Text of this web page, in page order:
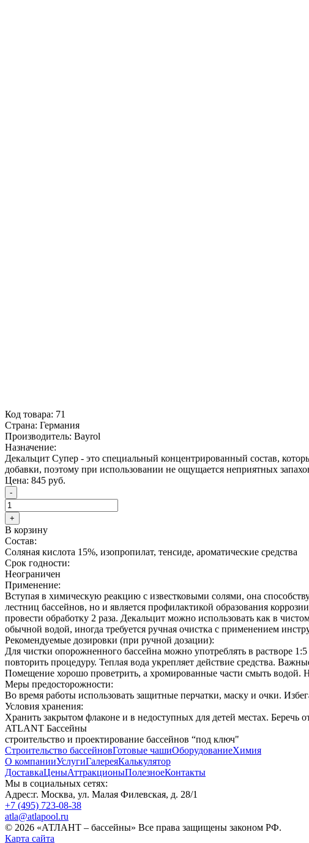
Код товара: 71
Страна: Германия
Производитель: Bayrol
Назначение:
Декальцит Супер - это специальный концентрированный состав,
добавки, поэтому при использовании не ощущается неприятных
Цена: 845 руб.
-
+
В корзину
Состав:
Соляная кислота 15%, изопропилат, тенсиде, ароматические средства
Срок годности:
Неограничен
Применение:
Вступая в химическую реакцию с известковыми солями, она
лестниц бассейнов, но и является профилактикой образования
провести обработку 2 раза. Декальцит можно использовать как в
обычной водой, иногда требуется ручная очистка с применением
Рекомендуемые дозировки (при ручной дозации):
Для чистки опорожненного бассейна можно употреблять в растворе
повторить процедуру. Теплая вода укрепляет действие средства.
Помещение хорошо проветрить, а хромированные части смыть водой.
Меры предосторожности:
Во время работы использовать защитные перчатки, маску и очки.
Условия хранения:
Хранить закрытом флаконе и в недоступных для детей местах. Беречь
ATLANT Бассейны
строительство и проектирование бассейнов “под ключ"
Строительство бассейновГотовые чашиОборудованиеХимия
О компанииУслугиГалереяКалькулятор
ДоставкаЦеныАттракционыПолезноеКонтакты
Мы в социальных сетях:
Адрес:г. Москва, ул. Малая Филевская, д. 28/1
+7 (495) 723-08-38
atla@atlapool.ru
© 2026 «АТЛАНТ – бассейны» Все права защищены законом РФ.
Карта сайта